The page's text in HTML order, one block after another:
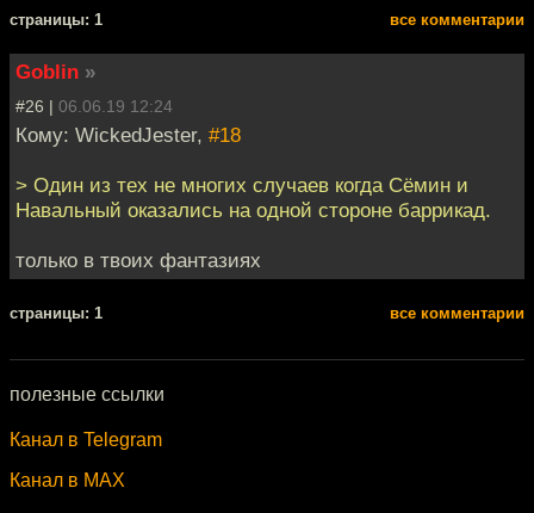
cтраницы: 1 все комментарии
Goblin »
#26 | 06.06.19 12:24
Кому: WickedJester, #18
> Один из тех не многих случаев когда Сёмин и
Навальный оказались на одной стороне баррикад.
только в твоих фантазиях
cтраницы: 1 все комментарии
полезные ссылки
Канал в Telegram
Канал в MAX